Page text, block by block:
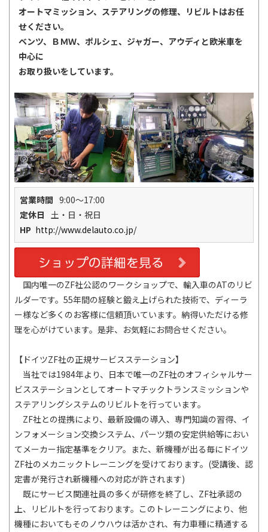
オートマミッション、ステアリングの修理、リビルトはお任
せください。
ベンツ、ＢＭＷ、ポルシェ、ジャガー、アウディと欧米車を
中心に
お取り扱いをしています。
国内唯一のZF社公認のワークショップで、輸入車のATのリビ
ルダーです。55年間の経験と鍛え上げられた技術で、ディーラ
ー様など多くのお客様に信頼頂いています。納得いただける修
理を心がけています。是非、お気軽にお問合せください。
【ドイツZF社の正規サービスステーション】
当社では1984年より、日本で唯一のZF社のオフィシャルサー
ビスステーションとしてオートマチックトランスミッションや
ステアリングシステムのリビルトを行っています。
ZF社との提携により、最新設備の導入、専門知識の習得、イ
ンフォメーション交換システム、パーツ類の安定供給等におい
てメーカー指定基準をクリア。また、新機種が出る毎にドイツ
ZF社のメカニックトレーニングを受けております。(受講後、認
定書が発行され新機種への対応が許されます)
既にサービス関連社員の多くが研修を終了し、ZF社承認の
上、リビルトを行っております。このトレーニングにより、他
機種においてもそのノウハウは活かされ、有力車種に精通する
営業時間 9:00～17:00
定休日 土・日・祝日
HP http://www.delauto.co.jp/